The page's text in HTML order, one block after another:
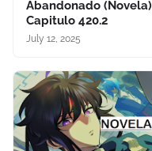
Abandonado (Novela)
Capitulo 420.2
July 12, 2025